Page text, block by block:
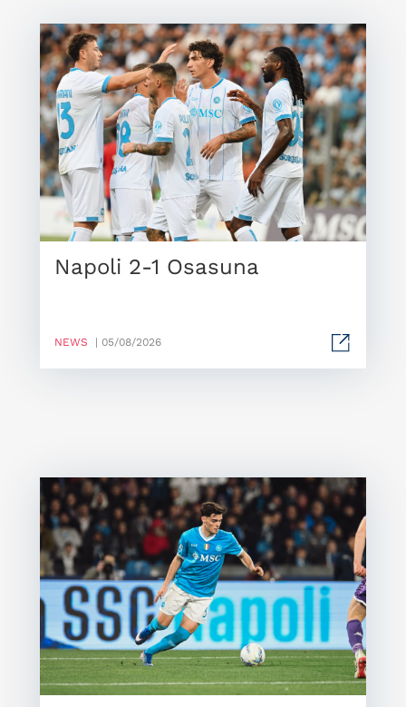
Napoli 2-1 Osasuna
NEWS | 05/08/2026